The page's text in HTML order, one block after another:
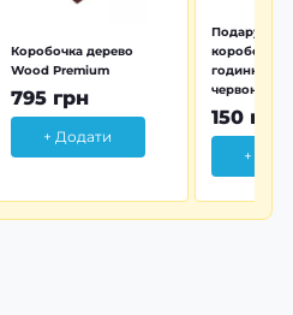
Коробочка дерево
Wood Premium
795 грн
+ Додати
коробочка
годинника
червона
150 грн
+